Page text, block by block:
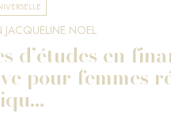
NOEL
d’études en
pour femmes